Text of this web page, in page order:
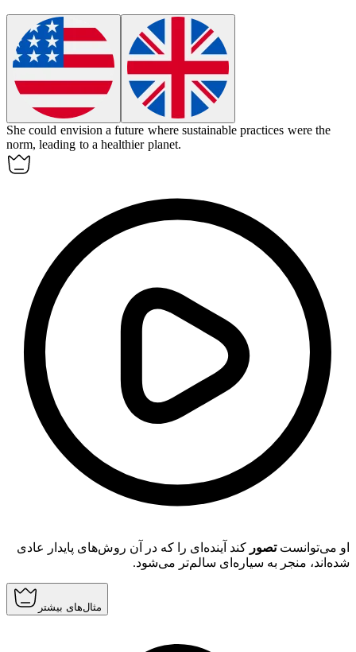
She could envision a future where sustainable practices were the
norm, leading to a healthier planet.
او می‌توانستتصور کند آینده‌ای را که در آن روش‌های پایدار عادی
شده‌اند، منجر به سیاره‌ای سالم‌تر می‌شود.
مثال‌های بیشتر